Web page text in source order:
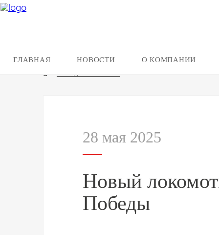
ГЛАВНАЯ НОВОСТИ О КОМПАНИИ
Назад к новостям
28 мая 2025
Новый
Победы